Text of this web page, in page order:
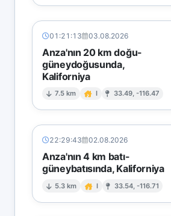
01:21:13 03.08.2026
Anza'nın 20 km doğu-
güneydoğusunda,
Kaliforniya
7.5 km I 33.49, -116.47
22:29:43 02.08.2026
Anza'nın 4 km batı-
güneybatısında, Kaliforniya
5.3 km I 33.54, -116.71